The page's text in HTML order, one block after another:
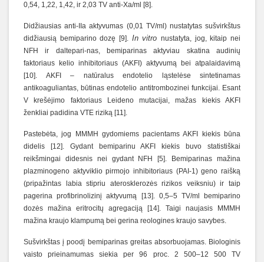
0,54, 1,22, 1,42, ir 2,03 TV anti-Xa/ml [8].
Didžiausias anti-IIa aktyvumas (0,01 TV/ml) nustatytas sušvirkštus
didžiausią bemiparino dozę [9]. In vitronustatyta, jog, kitaip nei
NFH ir daltepari-nas, bemiparinas aktyviau skatina audinių
faktoriaus kelio inhibitoriaus (AKFI) aktyvumą bei atpalaidavimą
[10]. AKFI – natūralus endotelio ląstelėse sintetinamas
antikoaguliantas, būtinas endotelio antitrombozinei funkcijai. Esant
V krešėjimo faktoriaus Leideno mutacijai, mažas kiekis AKFI
ženkliai padidina VTE riziką [11].
Pastebėta, jog MMMH gydomiems pacientams AKFI kiekis būna
didelis [12]. Gydant bemiparinu AKFI kiekis buvo statistiškai
reikšmingai didesnis nei gydant NFH [5]. Bemiparinas mažina
plazminogeno aktyviklio pirmojo inhibitoriaus (PAI-1) geno raišką
(pripažintas labia stipriu aterosklerozės rizikos veiksniu) ir taip
pagerina profibrinolizinį aktyvumą [13]. 0,5–5 TV/ml bemiparino
dozės mažina eritrocitų agregaciją [14]. Taigi naujasis MMMH
mažina kraujo klampumą bei gerina reologines kraujo savybes.
Sušvirkštas į poodį bemiparinas greitas absorbuojamas. Biologinis
vaisto prieinamumas siekia per 96 proc. 2 500–12 500 TV